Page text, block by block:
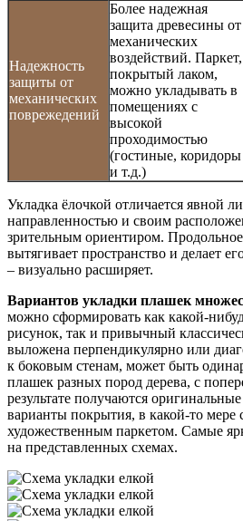
Надежность
защиты от
механических
поврежедений
Более надежная
защита древесины от
механических
воздействий. Паркет,
покрытый лаком,
можно укладывать в
помещениях с
высокой
проходимостью
(гостиные, коридоры
и т.д.)
Укладка ёлочкой отличается явной
направленностью и своим
зрительным ориентиром.
вытягивает пространство и делает
– визуально расширяет.
Вариантов укладки плашек
можно сформировать как какой-
рисунок, так и привычный
выложена перпендикулярно или
к боковым стенам, может быть
плашек разных пород дерева, с
результате получаются
варианты покрытия, в какой-то мере
художественным паркетом. Самые
на представленных схемах.